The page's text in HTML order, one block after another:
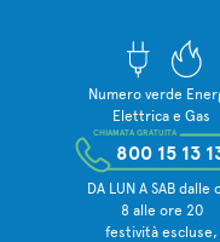
Numero verde
Elettrica e Gas
800 15 13
CHIAMATA GRATUITA
DA LUN A SAB dalle
8 alle ore 20
festività escluse,